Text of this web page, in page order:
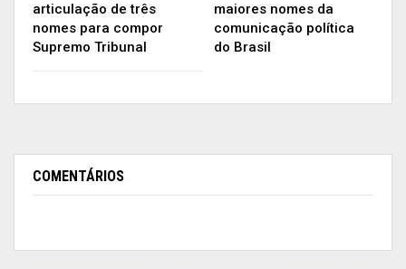
articulação de três
nomes para compor
Supremo Tribunal
maiores nomes da
comunicação política
do Brasil
COMENTÁRIOS